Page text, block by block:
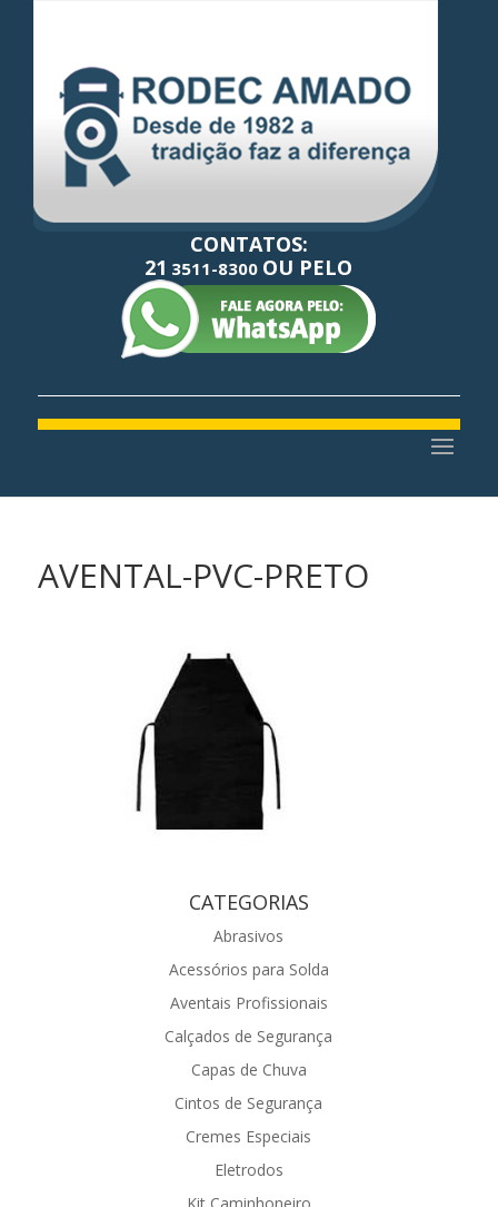
CONTATOS:
21 3511-8300 OU PELO
AVENTAL-PVC-PRETO
CATEGORIAS
Abrasivos
Acessórios para Solda
Aventais Profissionais
Calçados de Segurança
Capas de Chuva
Cintos de Segurança
Cremes Especiais
Eletrodos